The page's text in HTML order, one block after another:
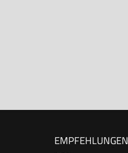
EMPFEHLUNGEN